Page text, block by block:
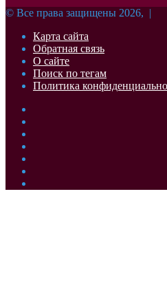
© Все права защищены 2026, |
Карта сайта
Обратная связь
О сайте
Поиск по тегам
Политика